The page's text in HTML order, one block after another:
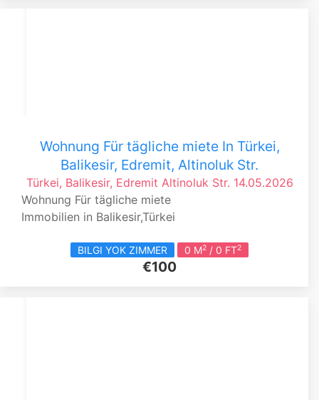
Wohnung Für tägliche miete In Türkei,
Balikesir, Edremit, Altinoluk Str.
Türkei, Balikesir, Edremit Altinoluk Str. 14.05.2026
Wohnung Für tägliche miete
Immobilien in Balikesir,Türkei
BILGI YOK ZIMMER 0 M2 / 0 FT2
€100